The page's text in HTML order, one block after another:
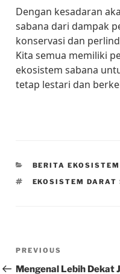
Dengan kesadaran
sabana dari dampak
konservasi dan
Kita semua memiliki
ekosistem sabana
tetap lestari dan
CATEGORIES
BERITA
TAGS
EKOSISTEM DARAT
Post
navigation
Previous
Post
PREVIOUS
Mengenal Lebih Dekat